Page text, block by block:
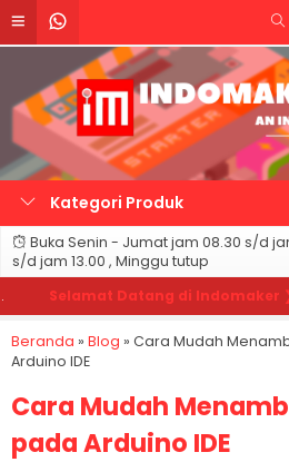
Kategori Produk
Buka Senin - Jumat jam 08.30 s/d
s/d jam 13.00 , Minggu tutup
Selamat Datang di Indomaker ❯
Beranda » Blog » Cara Mudah
Arduino IDE
Cara Mudah
pada Arduino IDE